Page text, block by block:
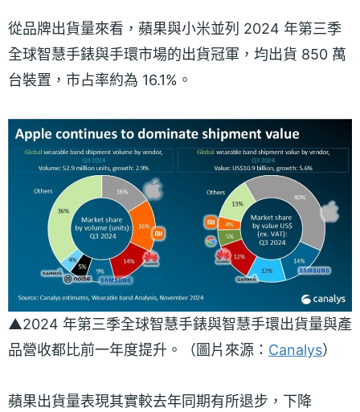
從品牌出貨量來看，蘋果與小米並列 2024 年第三季
全球智慧手錶與手環市場的出貨冠軍，均出貨 850 萬
台裝置，市占率約為 16.1%。
▲2024 年第三季全球智慧手錶與智慧手環出貨量與產
品營收都比前一年度提升。（圖片來源： Canalys）
蘋果出貨量表現其實較去年同期有所退步，下降